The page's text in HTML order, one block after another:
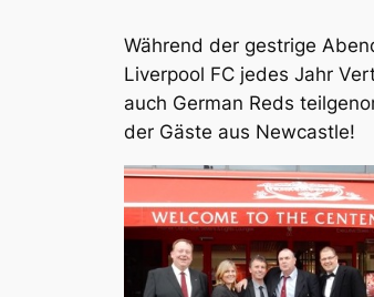
Während der gestrige
Liverpool FC jedes Jahr
auch German Reds
der Gäste aus Newcastle!